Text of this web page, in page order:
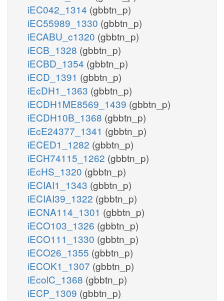
iEC042_1314 (gbbtn_p)
iEC55989_1330 (gbbtn_p)
iECABU_c1320 (gbbtn_p)
iECB_1328 (gbbtn_p)
iECBD_1354 (gbbtn_p)
iECD_1391 (gbbtn_p)
iEcDH1_1363 (gbbtn_p)
iECDH1ME8569_1439 (gbbtn_p)
iECDH10B_1368 (gbbtn_p)
iEcE24377_1341 (gbbtn_p)
iECED1_1282 (gbbtn_p)
iECH74115_1262 (gbbtn_p)
iEcHS_1320 (gbbtn_p)
iECIAI1_1343 (gbbtn_p)
iECIAI39_1322 (gbbtn_p)
iECNA114_1301 (gbbtn_p)
iECO103_1326 (gbbtn_p)
iECO111_1330 (gbbtn_p)
iECO26_1355 (gbbtn_p)
iECOK1_1307 (gbbtn_p)
iEcolC_1368 (gbbtn_p)
iECP_1309 (gbbtn_p)